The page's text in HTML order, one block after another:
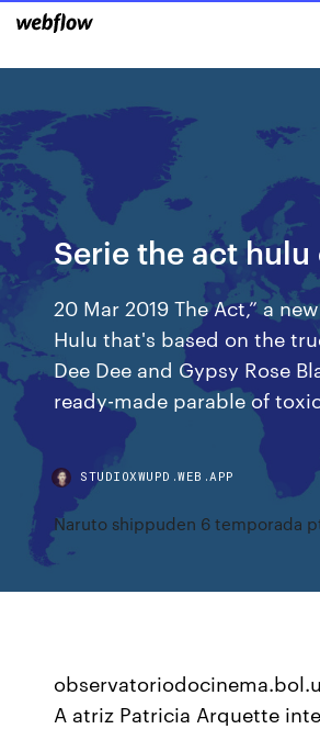
Serie the act
20 Mar 2019 The Act,” a
Hulu that's based on the
Dee Dee and Gypsy Rose
ready-made parable of
STUDIOXWUPD.WEB.APP
Naruto shippuden 6 temporada
A atriz Patricia Arquette